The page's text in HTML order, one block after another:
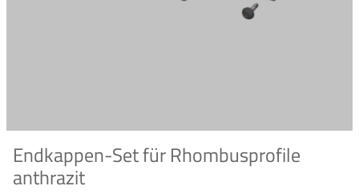
Endkappen-Set für Rhombusprofile
anthrazit